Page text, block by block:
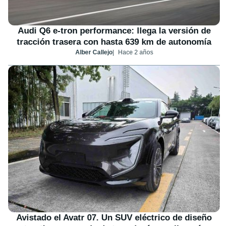
Audi Q6 e-tron performance: llega la versión de
tracción trasera con hasta 639 km de autonomía
Alber Callejo Hace 2 años
Avistado el Avatr 07. Un SUV eléctrico de diseño